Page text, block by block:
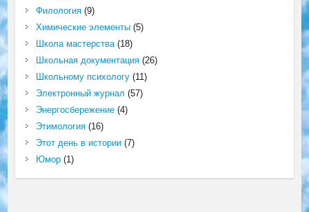
Филология(9)
Химические элементы(5)
Школа мастерства(18)
Школьная документация(26)
Школьному психологу(11)
Электронный журнал (57)
Энергосбережение(4)
Этимология(16)
Этот день в истории(7)
Юмор(1)